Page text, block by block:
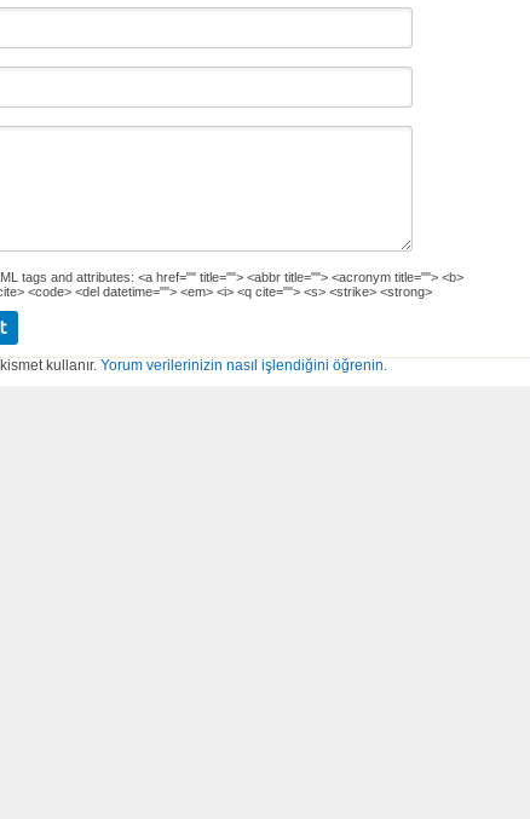
tags and attributes: <a href="" title=""> <abbr title=""> <acronym title=""> <b>
<code> <del datetime=""> <em> <i> <q cite=""> <s> <strike> <strong>
kullanır. Yorum verilerinizin nasıl işlendiğini öğrenin.